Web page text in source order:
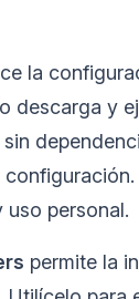
la
descarga y
personal.
permite la